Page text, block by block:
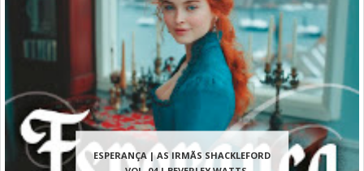
ESPERANÇA | AS IRMÃS SHACKLEFORD